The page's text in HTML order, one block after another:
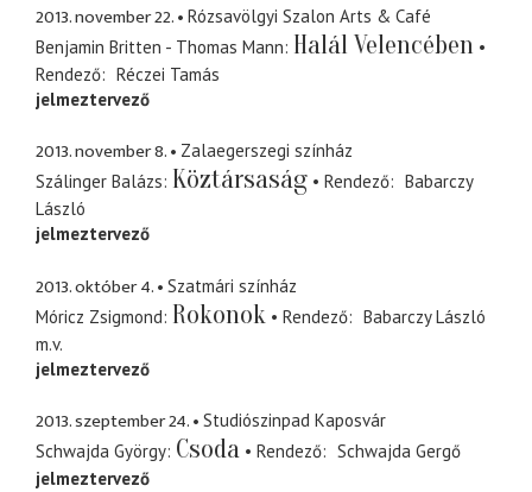
2013. november 22.
Rózsavölgyi Szalon Arts & Café
Benjamin Britten - Thomas Mann Halál Velencében
Rendező
Réczei Tamás
jelmeztervező
2013. november 8.
Zalaegerszegi színház
Szálinger Balázs Köztársaság Rendező
Babarczy
László
jelmeztervező
2013. október 4.
Szatmári színház
Móricz Zsigmond Rokonok Rendező
Babarczy László
m.v.
jelmeztervező
2013. szeptember 24.
Studiószinpad Kaposvár
Schwajda György Csoda Rendező
Schwajda Gergő
jelmeztervező